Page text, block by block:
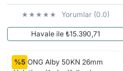
Yorumlar (0.0)
Havale ile ₺15.390,71
%5